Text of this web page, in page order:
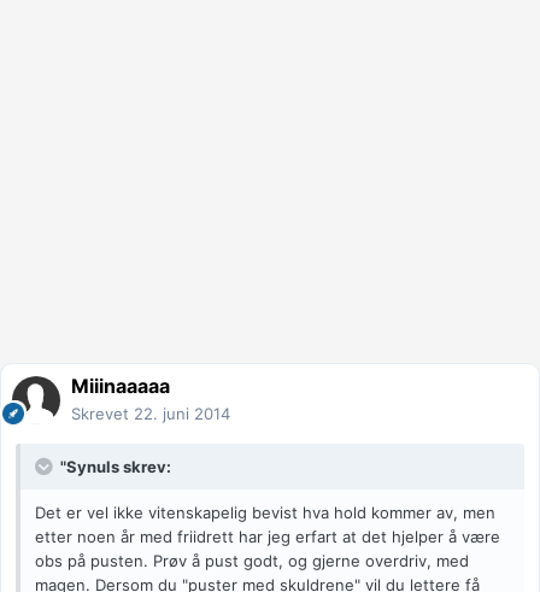
Miiinaaaaa
Skrevet 22. juni 2014
"Synuls skrev:
Det er vel ikke vitenskapelig bevist hva hold kommer av, men
etter noen år med friidrett har jeg erfart at det hjelper å være
obs på pusten. Prøv å pust godt, og gjerne overdriv, med
magen. Dersom du "puster med skuldrene" vil du lettere få